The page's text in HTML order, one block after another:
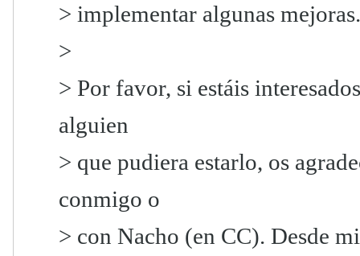
> implementar algunas
>
> Por favor, si estáis
alguien
> que pudiera estarlo, os
conmigo o
> con Nacho (en CC). Desde